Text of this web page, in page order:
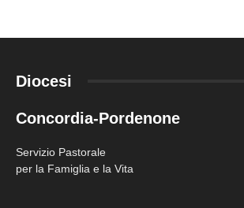
Diocesi
Concordia-Pordenone
Servizio Pastorale
per la Famiglia e la Vita